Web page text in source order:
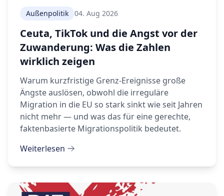
Außenpolitik 04. Aug 2026
Ceuta, TikTok und die Angst vor der
Zuwanderung: Was die Zahlen
wirklich zeigen
Warum kurzfristige Grenz-Ereignisse große
Ängste auslösen, obwohl die irreguläre
Migration in die EU so stark sinkt wie seit Jahren
nicht mehr — und was das für eine gerechte,
faktenbasierte Migrationspolitik bedeutet.
Weiterlesen